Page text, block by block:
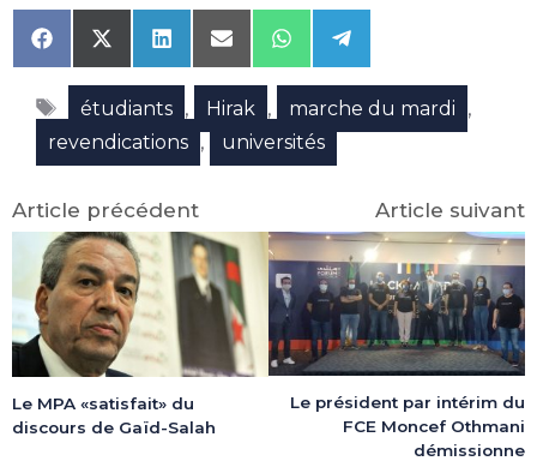
Share
on
Facebook
Share
on
X
(Twitter)
Share
on
LinkedIn
Share
on
Email
Share
on
WhatsApp
Share
on
Telegram
Étiquettes
étudiants , Hirak , marche du mardi ,
revendications , universités
Article précédent
Le MPA «satisfait» du
discours de Gaïd-Salah
Article suivant
Le président par intérim du
FCE Moncef Othmani
démissionne